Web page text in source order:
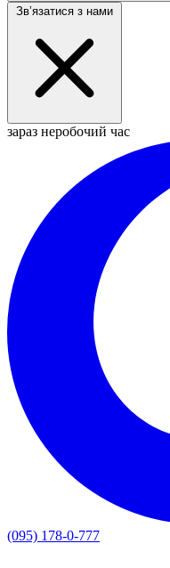
Звʼязатися з нами
зараз неробочий час
(095) 178-0-777